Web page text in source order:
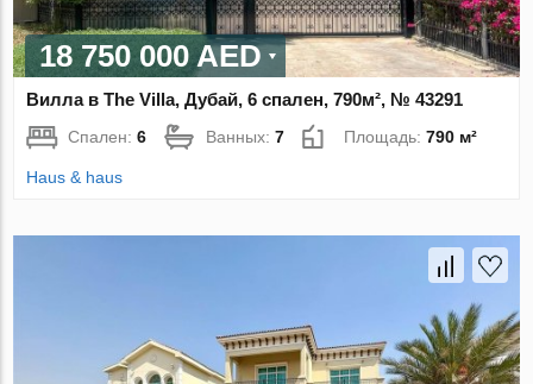
18 750 000 AED
Вилла в The Villa, Дубай, 6 спален, 790м², № 43291
Спален:6 Ванных:7 Площадь:790 м²
Haus & haus